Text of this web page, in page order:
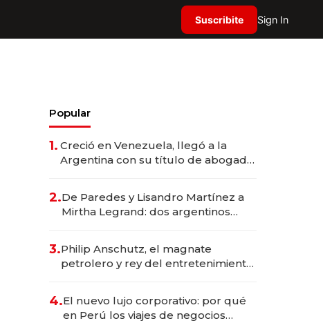
Suscribite Sign In
Popular
1. Creció en Venezuela, llegó a la
Argentina con su título de abogado
marcas "fast premium"
2.De Paredes y Lisandro Martínez a
Mirtha Legrand: dos argentinos
3.Philip Anschutz, el magnate
petrolero y rey del entretenimiento
4.El nuevo lujo corporativo: por qué
en Perú los viajes de negocios